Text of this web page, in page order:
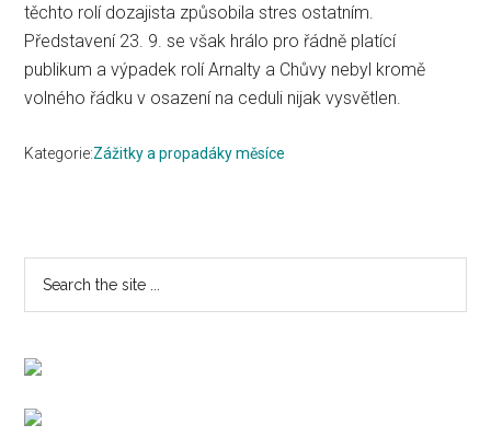
těchto rolí dozajista způsobila stres ostatním.
Představení 23. 9. se však hrálo pro řádně platící
publikum a výpadek rolí Arnalty a Chůvy nebyl kromě
volného řádku v osazení na ceduli nijak vysvětlen.
Kategorie:Zážitky a propadáky měsíce
Primary
Sidebar
...